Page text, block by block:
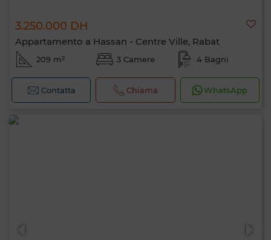
3.250.000 DH
Appartamento a Hassan - Centre Ville, Rabat
209 m² 3 Camere 4 Bagni
Contatta Chiama WhatsApp